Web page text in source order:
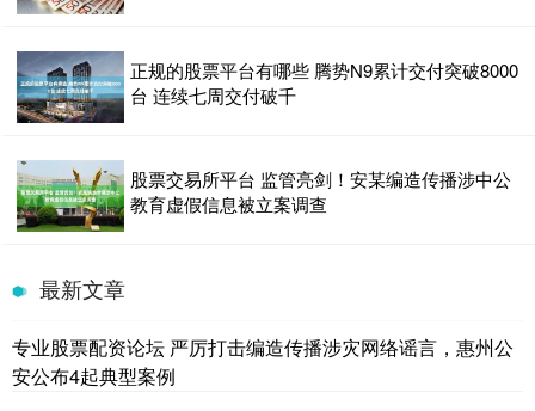
正规的股票平台有哪些 腾势N9累计交付突破8000
台 连续七周交付破千
股票交易所平台 监管亮剑！安某编造传播涉中公
教育虚假信息被立案调查
最新文章
专业股票配资论坛 严厉打击编造传播涉灾网络谣言，惠州公
安公布4起典型案例